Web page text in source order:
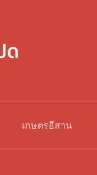
เกษตรอีสาน